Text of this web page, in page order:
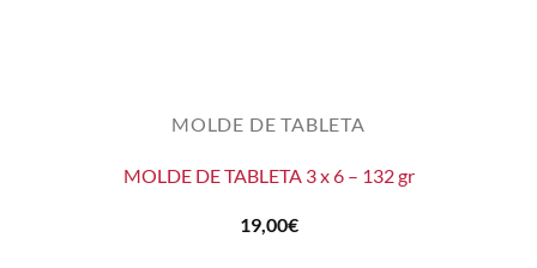
MOLDE DE TABLETA
MOLDE DE TABLETA 3 x 6 – 132 gr
19,00€